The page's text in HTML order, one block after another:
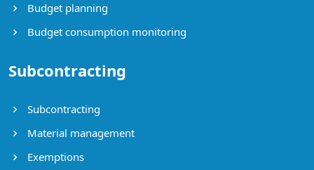
Budget planning
Budget consumption monitoring
Subcontracting
Subcontracting
Material management
Exemptions